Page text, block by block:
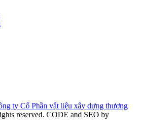
ty Cổ Phần vật liệu xây dựng thương
reserved. CODE and SEO by